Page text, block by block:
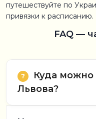
путешествуйте по
привязки к расписанию.
FAQ —
Куда можно
Львова?